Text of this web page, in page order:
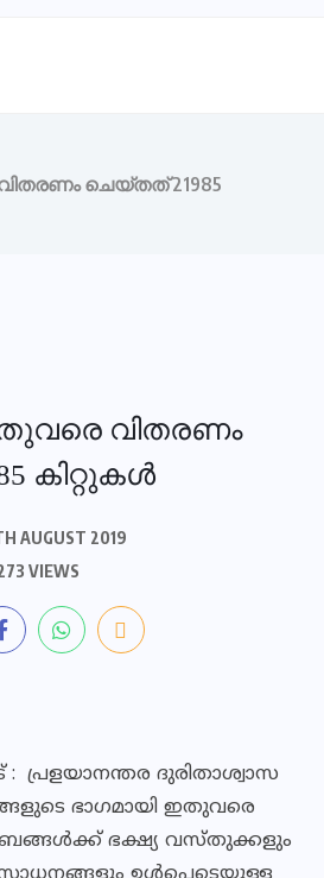
ചെയ്തത് 21985
വിതരണം
കിറ്റുകള്‍
AUGUST 2019
VIEWS
പ്രളയാനന്തര ദുരിതാശ്വാസ
ഭാഗമായി ഇതുവരെ
ഭക്ഷ്യ വസ്തുക്കളും